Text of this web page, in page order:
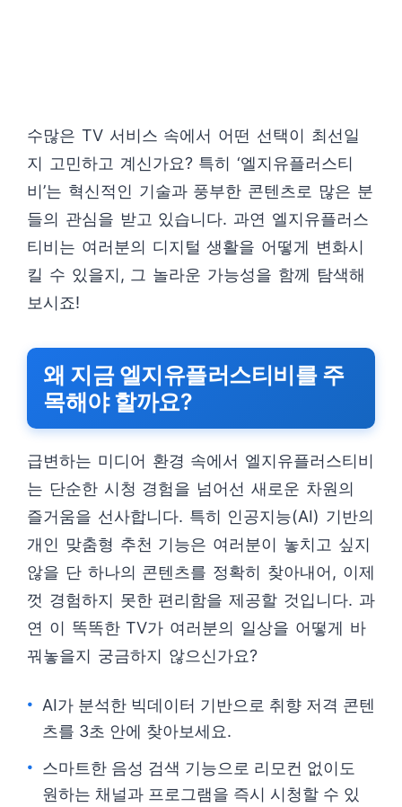
수많은 TV 서비스 속에서 어떤 선택이 최선일
지 고민하고 계신가요? 특히 ‘엘지유플러스티
비’는 혁신적인 기술과 풍부한 콘텐츠로 많은 분
들의 관심을 받고 있습니다. 과연 엘지유플러스
티비는 여러분의 디지털 생활을 어떻게 변화시
킬 수 있을지, 그 놀라운 가능성을 함께 탐색해
보시죠!
왜 지금 엘지유플러스티비를 주
목해야 할까요?
급변하는 미디어 환경 속에서 엘지유플러스티비
는 단순한 시청 경험을 넘어선 새로운 차원의
즐거움을 선사합니다. 특히 인공지능(AI) 기반의
개인 맞춤형 추천 기능은 여러분이 놓치고 싶지
않을 단 하나의 콘텐츠를 정확히 찾아내어, 이제
껏 경험하지 못한 편리함을 제공할 것입니다. 과
연 이 똑똑한 TV가 여러분의 일상을 어떻게 바
꿔놓을지 궁금하지 않으신가요?
AI가 분석한 빅데이터 기반으로 취향 저격 콘텐
츠를 3초 안에 찾아보세요.
스마트한 음성 검색 기능으로 리모컨 없이도
원하는 채널과 프로그램을 즉시 시청할 수 있